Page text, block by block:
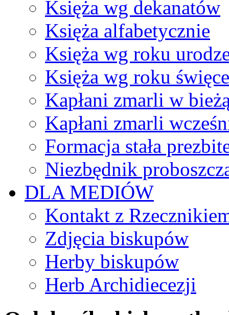
Księża wg dekanatów
Księża alfabetycznie
Księża wg roku
Księża wg roku
Kapłani zmarli w
Kapłani zmarli
Formacja stała
Niezbędnik
DLA MEDIÓW
Kontakt z
Zdjęcia biskupów
Herby biskupów
Herb Archidiecezji